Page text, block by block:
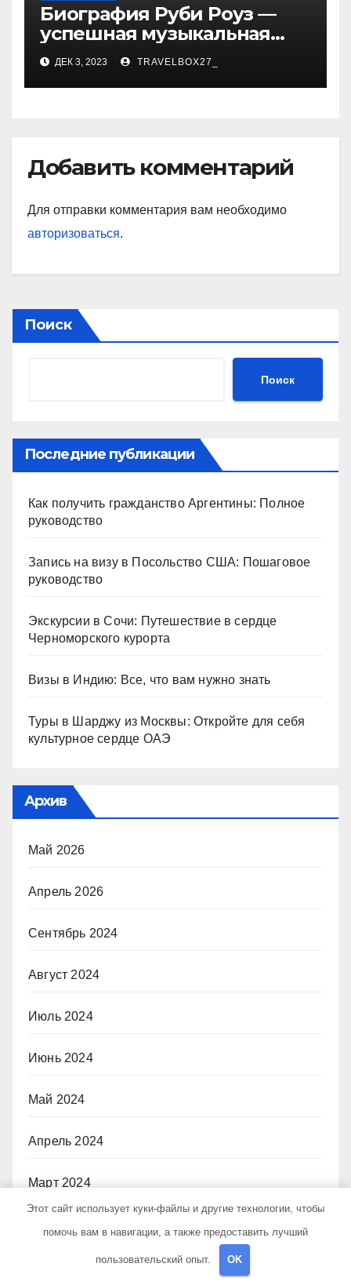
Биография Руби Роуз —
успешная музыкальная
карьера, личная жизнь и
знаковые достижения
ДЕК 3, 2023 TRAVELBOX27_
Добавить комментарий
Для отправки комментария вам необходимо
авторизоваться.
Поиск
Поиск
Последние публикации
Как получить гражданство Аргентины: Полное
руководство
Запись на визу в Посольство США: Пошаговое
руководство
Экскурсии в Сочи: Путешествие в сердце
Черноморского курорта
Визы в Индию: Все, что вам нужно знать
Туры в Шарджу из Москвы: Откройте для себя
культурное сердце ОАЭ
Архив
Май 2026
Апрель 2026
Сентябрь 2024
Август 2024
Июль 2024
Июнь 2024
Май 2024
Апрель 2024
Март 2024
Январь 2024
Этот сайт использует куки-файлы и другие технологии, чтобы
помочь вам в навигации, а также предоставить лучший
пользовательский опыт. OK